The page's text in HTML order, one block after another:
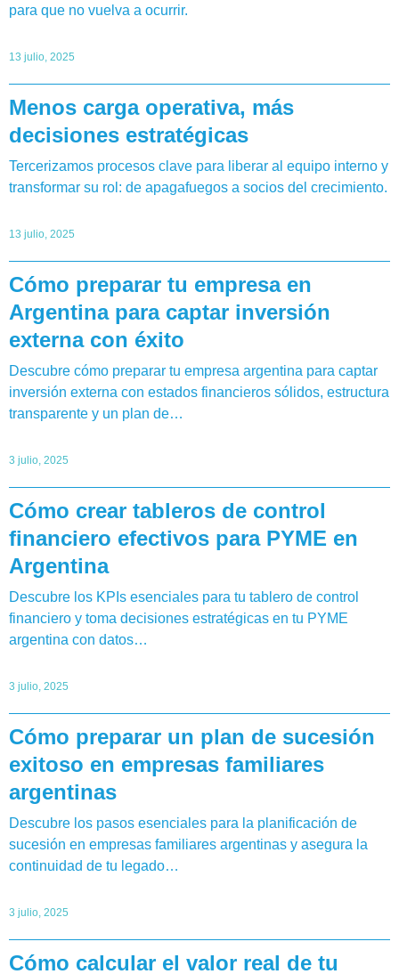
para que no vuelva a ocurrir.
13 julio, 2025
Menos carga operativa, más
decisiones estratégicas
Tercerizamos procesos clave para liberar al equipo interno y
transformar su rol: de apagafuegos a socios del crecimiento.
13 julio, 2025
Cómo preparar tu empresa en
Argentina para captar inversión
externa con éxito
Descubre cómo preparar tu empresa argentina para captar
inversión externa con estados financieros sólidos, estructura
transparente y un plan de…
3 julio, 2025
Cómo crear tableros de control
financiero efectivos para PYME en
Argentina
Descubre los KPIs esenciales para tu tablero de control
financiero y toma decisiones estratégicas en tu PYME
argentina con datos…
3 julio, 2025
Cómo preparar un plan de sucesión
exitoso en empresas familiares
argentinas
Descubre los pasos esenciales para la planificación de
sucesión en empresas familiares argentinas y asegura la
continuidad de tu legado…
3 julio, 2025
Cómo calcular el valor real de tu